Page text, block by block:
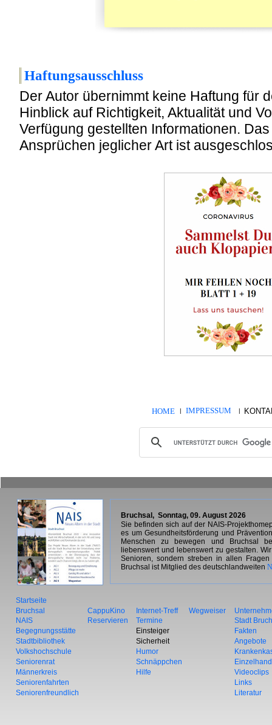
Haftungsausschluss
Der Autor übernimmt keine Haftung für
Hinblick auf Richtigkeit, Aktualität und
Verfügung gestellten Informationen.
Ansprüchen jeglicher Art ist
HOME | IMPRESSUM |
Bruchsal, Sonntag, 09. August 2026
Sie befinden sich auf der NAIS-
es um Gesundheitsförderung und
Menschen zu bewegen und Bruchsal
liebenswert und lebenswert zu gestalten.
Senioren, sondern streben in allen
Bruchsal ist Mitglied des deutschlandweiten
Startseite
Bruchsal
CappuKino Internet-Treff Wegweiser
NAIS
Reservieren Termine
Stadt
Begegnungsstätte
Einsteiger
Fakten
Stadtbibliothek
Sicherheit
Angebote
Volkshochschule
Humor
Seniorenrat
Schnäppchen
Männerkreis
Hilfe
Videoclips
Seniorenfahrten
Links
Seniorenfreundlich
Literatur